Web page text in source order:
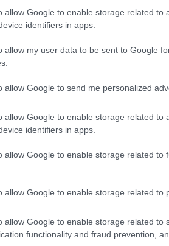
allow Google to enable storage related to
identifiers in apps.
allow my user data to be sent to Google
allow Google to send me personalized
allow Google to enable storage related to
identifiers in apps.
allow Google to enable storage related to
allow Google to enable storage related to
allow Google to enable storage related to
functionality and fraud prevention,
muškaraca u poslu
KIOSK